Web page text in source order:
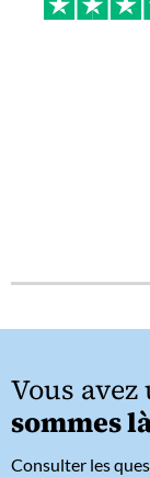
Vous avez
sommes
Consulter les